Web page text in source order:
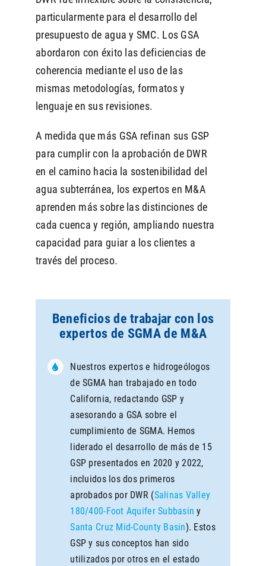
particularmente para el desarrollo del
presupuesto de agua y SMC. Los GSA
abordaron con éxito las deficiencias de
coherencia mediante el uso de las
mismas metodologías, formatos y
lenguaje en sus revisiones.
A medida que más GSA refinan sus GSP
para cumplir con la aprobación de DWR
en el camino hacia la sostenibilidad del
agua subterránea, los expertos en M&A
aprenden más sobre las distinciones de
cada cuenca y región, ampliando nuestra
capacidad para guiar a los clientes a
través del proceso.
Beneficios de trabajar con los
expertos de SGMA de M&A
Nuestros expertos e hidrogeólogos
de SGMA han trabajado en todo
California, redactando GSP y
asesorando a GSA sobre el
cumplimiento de SGMA. Hemos
liderado el desarrollo de más de 15
GSP presentados en 2020 y 2022,
incluidos los dos primeros
aprobados por DWR (Salinas Valley
180/400-Foot Aquifer Subbasin y
Santa Cruz Mid-County Basin). Estos
GSP y sus conceptos han sido
utilizados por otros en el estado